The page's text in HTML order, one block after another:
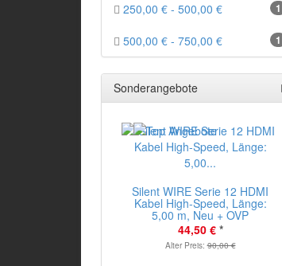
1
250,00 € - 500,00 €
1
500,00 € - 750,00 €
Sonderangebote
Silent WIRE Serie 12 HDMI
Kabel High-Speed, Länge:
5,00 m, Neu + OVP
44,50 € *
Alter Preis:90,00 €